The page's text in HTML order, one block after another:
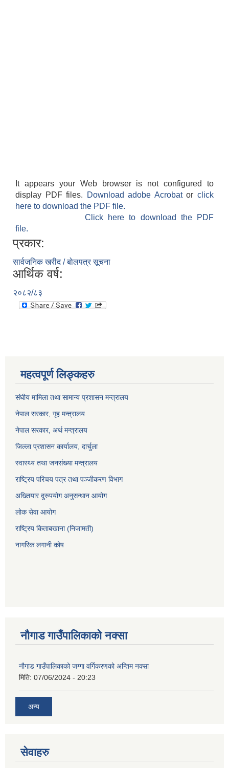
It appears your Web browser is not configured to
display PDF files.
Download adobe Acrobatorclick
here to download the PDF file.
Click here to download the PDF
file.
प्रकार:
सार्वजनिक खरीद / बोलपत्र सूचना
आर्थिक वर्ष:
२०८२/८३
महत्वपूर्ण लिङ्कहरु
संघीय मामिला तथा सामान्य प्रशासन मन्त्रालय
नेपाल सरकार, गृह मन्त्रालय
नेपाल सरकार, अर्थ मन्त्रालय
जिल्ला प्रशासन कार्यालय, दार्चुला
स्वास्थ्य तथा जनसंख्या मन्त्रालय
राष्ट्रिय परिचय पत्र तथा पञ्जीकरण विभाग
अख्तियार दुरुपयोग अनुसन्धान आयोग
लोक सेवा आयोग
राष्ट्रिय किताबखाना (निजामती)
नागरिक लगानी कोष
नौगाड गाउँपालिकाको नक्सा
नौगाड गाउँपालिकाको जग्गा वर्गिकरणको अन्तिम नक्सा
मिति: 07/06/2024 - 20:23
अन्य
सेवाहरु